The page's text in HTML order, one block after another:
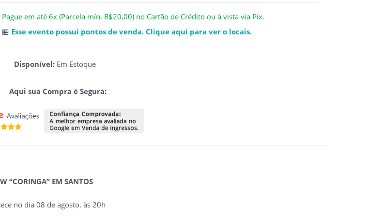
Pague em até 6x (Parcela mín. R$20,00) no Cartão de Crédito ou à vista via Pix.
🏪 Esse evento possui pontos de venda. Clique aqui para ver o locais.
Disponível: Em Estoque
Aqui sua Compra é Segura:
“CORINGA” EM SANTOS
no dia 08 de agosto, às 20h